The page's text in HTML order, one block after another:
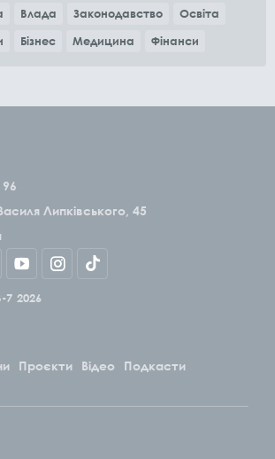
Влада Законодавство
Освіта
Бізнес Медицина Фінанси
Липківського, 45
7 2026
Проєкти Відео
Подкасти